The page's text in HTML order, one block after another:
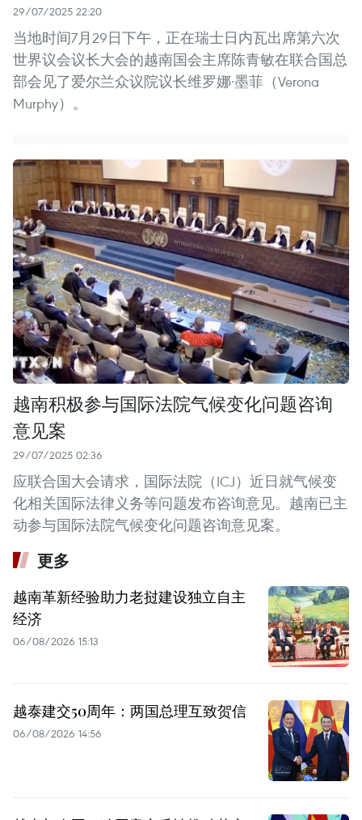
29/07/2025 22:20
当地时间7月29日下午，正在瑞士日内瓦出席第六次
世界议会议长大会的越南国会主席陈青敏在联合国总
部会见了爱尔兰众议院议长维罗娜·墨菲（Verona
Murphy）。
越南积极参与国际法院气候变化问题咨询
意见案
29/07/2025 02:36
应联合国大会请求，国际法院（ICJ）近日就气候变
化相关国际法律义务等问题发布咨询意见。越南已主
动参与国际法院气候变化问题咨询意见案。
更多
越南革新经验助力老挝建设独立自主
经济
06/08/2026 15:13
越泰建交50周年：两国总理互致贺信
06/08/2026 14:56